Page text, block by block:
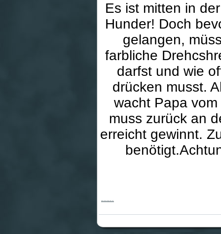
Es ist mitten in
Hunder! Doch
gelangen,
farbliche
darfst und wie
drücken musst.
wacht Papa
muss zurück an
erreicht gewinnt.